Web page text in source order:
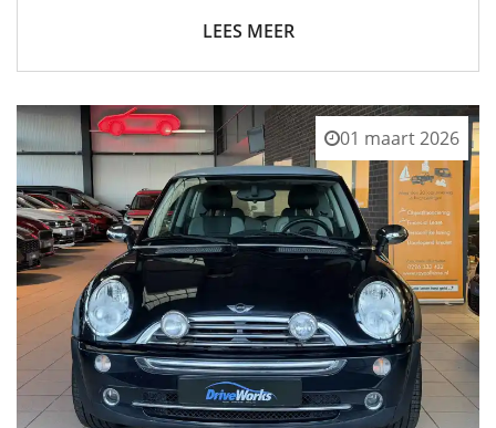
LEES MEER
01 maart 2026